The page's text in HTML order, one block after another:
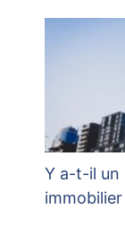
Y a-t-il un